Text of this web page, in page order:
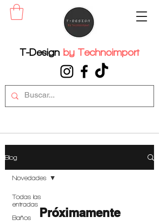
T-Design by Technoimport
Blog
Todas las
entradas
Baños
Novedades
Próximamente